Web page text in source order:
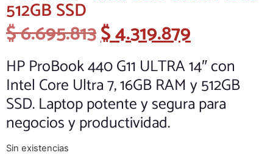
512GB SSD
$6.695.813$4.319.879
HP ProBook 440 G11 ULTRA 14″ con
Intel Core Ultra 7, 16GB RAM y 512GB
SSD. Laptop potente y segura para
negocios y productividad.
Sin existencias